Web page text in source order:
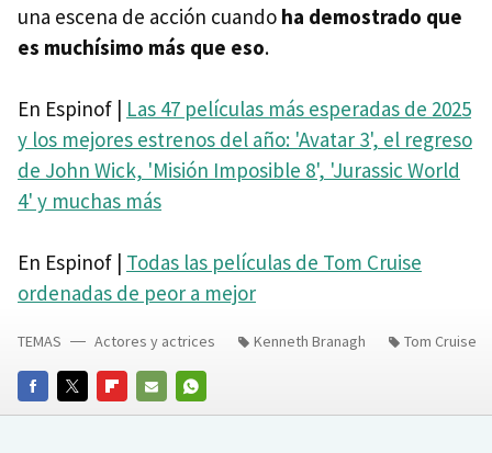
una escena de acción cuando ha demostrado que
es muchísimo más que eso.
En Espinof | Las 47 películas más esperadas de 2025
y los mejores estrenos del año: 'Avatar 3', el regreso
de John Wick, 'Misión Imposible 8', 'Jurassic World
4' y muchas más
En Espinof | Todas las películas de Tom Cruise
ordenadas de peor a mejor
FACEBOOKTWITTERFLIPBOARD
E-
WHATSAPP
TEMAS Actores y actrices Kenneth Branagh Tom Cruise